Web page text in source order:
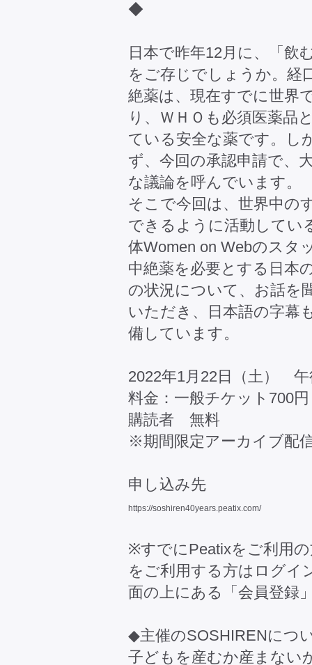
◆
日本で昨年12月に、「飲
をご存じでしょうか。経
絶薬は、現在すでに世界
り、ＷＨＯも必須医薬品
ている安全な薬です。し
ず、今回の承認申請で、
な議論を呼んでいます。
そこで今回は、世界中の
できるように活動してい
体Women on Webのスタ
中絶薬を必要とする日本
の状況について、お話を
いただき、日本語の字幕
備しています。
2022年1月22日（土） 午
料金：一般チケット700
購読者 無料
※期間限定アーカイブ配
申し込み先
https://soshiren40years.peatix.com/
※すでにPeatixをご利用
をご利用する方はログイ
面の上にある「会員登録
◆主催のSOSHIRENにつ
子どもを産むか産まない